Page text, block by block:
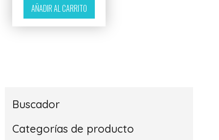
AÑADIR AL CARRITO
Buscador
Categorías de producto